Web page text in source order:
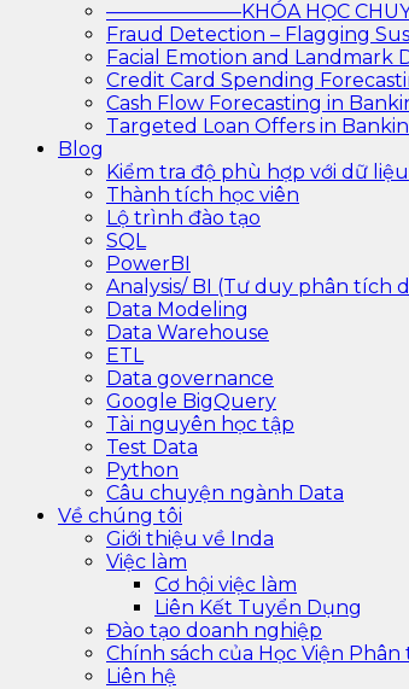
———————KHÓA HỌC
Fraud Detection – Flagging
Facial Emotion and Landmark
Credit Card Spending
Cash Flow Forecasting in
Targeted Loan Offers in
Blog
Kiểm tra độ phù hợp với dữ liệu
Thành tích học viên
Lộ trình đào tạo
SQL
PowerBI
Analysis/ BI (Tư duy phân tích
Data Modeling
Data Warehouse
ETL
Data governance
Google BigQuery
Tài nguyên học tập
Test Data
Python
Câu chuyện ngành Data
Về chúng tôi
Giới thiệu về Inda
Việc làm
Cơ hội việc làm
Liên Kết Tuyển Dụng
Đào tạo doanh nghiệp
Chính sách của Học Viện
Liên hệ